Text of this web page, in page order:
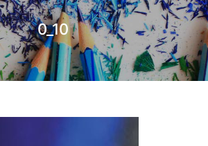
0_10